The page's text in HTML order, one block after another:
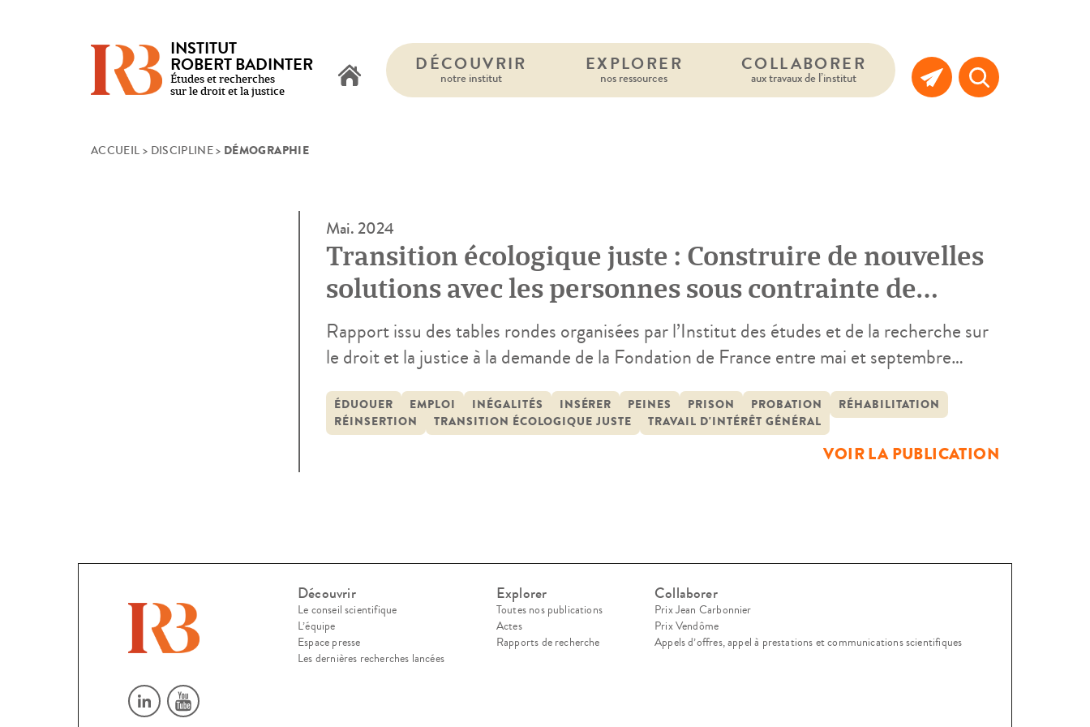
INSTITUT
ROBERT BADINTER
Études et recherches
sur le droit et la justice
DÉCOUVRIR
notre institut
EXPLORER
nos ressources
COLLABORER
aux travaux de l’institut
ACCUEIL > DISCIPLINE> DÉMOGRAPHIE
Mai. 2024
Transition écologique juste : Construire de nouvelles
solutions avec les personnes sous contrainte de
justice
Rapport issu des tables rondes organisées par l’Institut des études et de la recherche sur
le droit et la justice à la demande de la Fondation de France entre mai et septembre
Fondation de France s’interroge sur la manière dont les personnes […]
ÉDUQUER EMPLOI INÉGALITÉS INSÉRER PEINES PRISON PROBATION
RÉHABILITATION
RÉINSERTION
TRANSITION ÉCOLOGIQUE JUSTE TRAVAIL D'INTÉRÊT GÉNÉRAL
VOIR LA PUBLICATION
Découvrir
Le conseil scientifique
L’équipe
Espace presse
Les dernières recherches lancées
Explorer
Toutes nos publications
Actes
Rapports de recherche
Collaborer
Prix Jean Carbonnier
Prix Vendôme
Appels d’offres, appel à prestations et communications scientifiques